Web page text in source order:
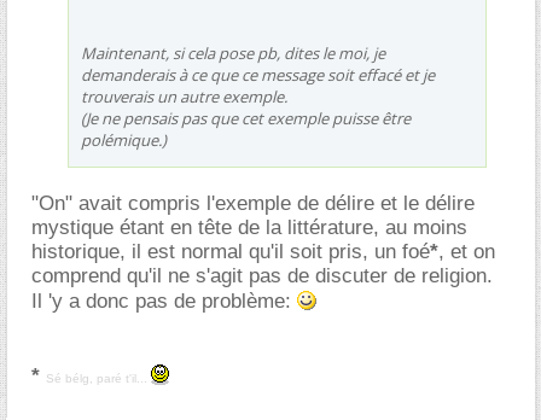
Maintenant, si cela pose pb, dites le moi, je
demanderais à ce que ce message soit effacé et je
trouverais un autre exemple.
(Je ne pensais pas que cet exemple puisse être
polémique.)
"On" avait compris l'exemple de délire et le délire
mystique étant en tête de la littérature, au moins
historique, il est normal qu'il soit pris, un foé*, et on
comprend qu'il ne s'agit pas de discuter de religion.
Il 'y a donc pas de problème:
* Sé bélg, paré t'il...